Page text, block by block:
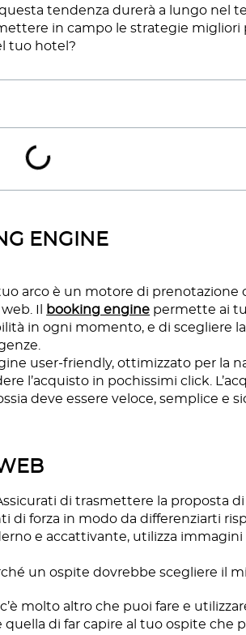
tendenza durerà a lungo nel
in campo le strategie migliori
tuo hotel?
ENGINE
arco è un motore di prenotazione
Il
booking engine permette ai
in ogni momento, e di scegliere la
user-friendly, ottimizzato per la
l’acquisto in pochissimi click.
deve essere veloce, semplice e
di trasmettere la proposta di
di forza in modo da differenziarti
e accattivante, utilizza immagini
un ospite dovrebbe scegliere il
molto altro che puoi fare e
quella di far capire al tuo ospite che